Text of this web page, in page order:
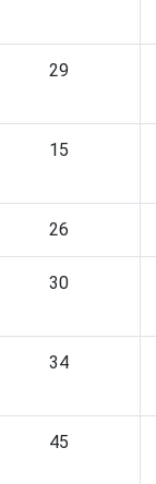
29
15
26
30
34
45